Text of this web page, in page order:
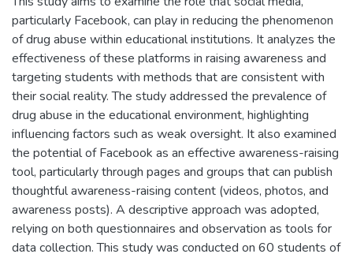
particularly Facebook, can play in reducing the phenomenon
of drug abuse within educational institutions. It analyzes the
effectiveness of these platforms in raising awareness and
targeting students with methods that are consistent with
their social reality. The study addressed the prevalence of
drug abuse in the educational environment, highlighting
influencing factors such as weak oversight. It also examined
the potential of Facebook as an effective awareness-raising
tool, particularly through pages and groups that can publish
thoughtful awareness-raising content (videos, photos, and
awareness posts). A descriptive approach was adopted,
relying on both questionnaires and observation as tools for
data collection. This study was conducted on 60 students of